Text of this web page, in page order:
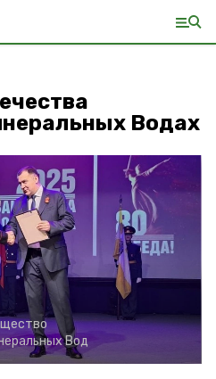
Водах
Вод